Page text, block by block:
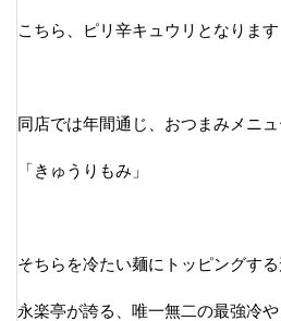
こちら、ピリ辛キュウリとなります
同店では年間通じ、おつまみメニ
「きゅうりもみ」
そちらを冷たい麺にトッピングす
永楽亭が誇る、唯一無二の最強冷や